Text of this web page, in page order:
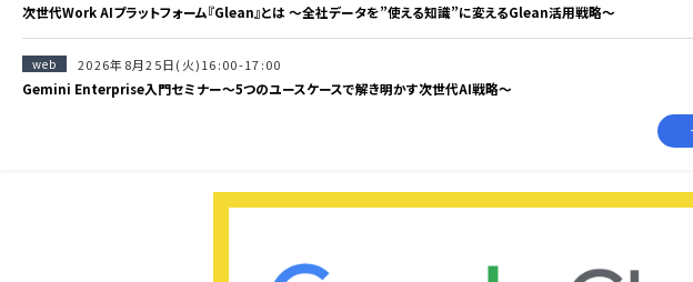
次世代Work AIプラットフォーム『Glean』とは 〜全社データを”使える知識”に変えるGlean活用戦略〜
web 2026年8月25日(火)16:00-17:00
Gemini Enterprise入門セミナー〜5つのユースケースで解き明かす次世代AI戦略〜